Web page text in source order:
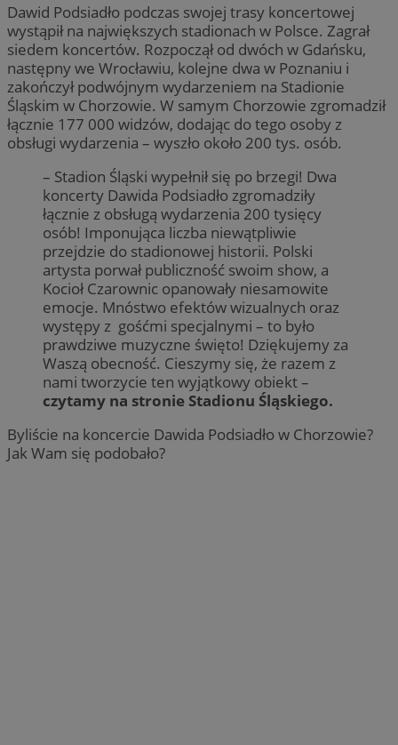
Dawid Podsiadło podczas swojej trasy koncertowej
wystąpił na największych stadionach w Polsce. Zagrał
siedem koncertów. Rozpoczął od dwóch w Gdańsku,
następny we Wrocławiu, kolejne dwa w Poznaniu i
zakończył podwójnym wydarzeniem na Stadionie
Śląskim w Chorzowie. W samym Chorzowie zgromadził
łącznie 177 000 widzów, dodając do tego osoby z
obsługi wydarzenia – wyszło około 200 tys. osób.
– Stadion Śląski wypełnił się po brzegi! Dwa
koncerty Dawida Podsiadło zgromadziły
łącznie z obsługą wydarzenia 200 tysięcy
osób! Imponująca liczba niewątpliwie
przejdzie do stadionowej historii. Polski
artysta porwał publiczność swoim show, a
Kocioł Czarownic opanowały niesamowite
emocje. Mnóstwo efektów wizualnych oraz
występy z gośćmi specjalnymi – to było
prawdziwe muzyczne święto! Dziękujemy za
Waszą obecność. Cieszymy się, że razem z
nami tworzycie ten wyjątkowy obiekt –
czytamy na stronie Stadionu Śląskiego.
Byliście na koncercie Dawida Podsiadło w Chorzowie?
Jak Wam się podobało?